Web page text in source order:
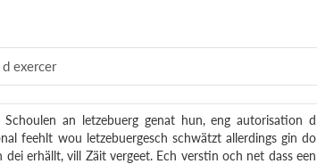
exercer
an letzebuerg genat hun, eng autorisation d
feehlt wou letzebuergesch schwätzt allerdings gin do
erhällt, vill Zäit vergeet. Ech verstin och net dass een